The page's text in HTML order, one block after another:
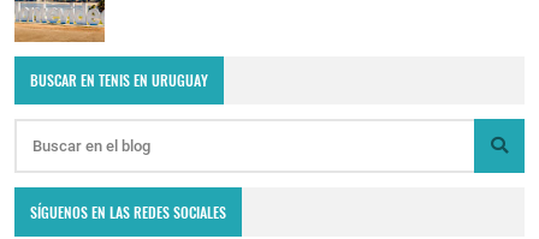
BUSCAR EN TENIS EN URUGUAY
SÍGUENOS EN LAS REDES SOCIALES